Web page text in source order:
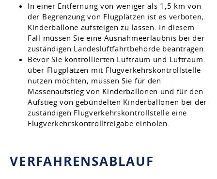
In einer Entfernung von weniger als 1,5 km von
der Begrenzung von Flugplätzen ist es verboten,
Kinderballone aufsteigen zu lassen. In diesem
Fall müssen Sie eine Ausnahmeerlaubnis bei der
zuständigen Landesluftfahrtbehörde beantragen.
Bevor Sie kontrollierten Luftraum und Luftraum
über Flugplätzen mit Flugverkehrskontrollstelle
nutzen möchten, müssen Sie für den
Massenaufstieg von Kinderballonen und für den
Aufstieg von gebündelten Kinderballonen bei der
zuständigen Flugverkehrskontrollstelle eine
Flugverkehrskontrollfreigabe einholen.
VERFAHRENSABLAUF